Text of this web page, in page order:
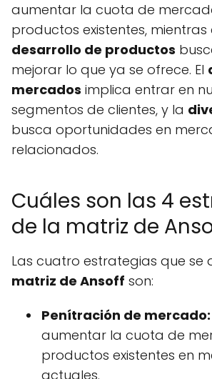
aumentar la cuota de
productos existentes, mientras
desarrollo de productos
mejorar lo que ya se ofrece. El
mercados implica entrar en
segmentos de clientes, y la
busca oportunidades en
relacionados.
Cuáles son las 4
de la matriz de
Las cuatro estrategias que se
matriz de Ansoff son:
Penítración de mercado:
aumentar la cuota de
productos existentes en
actuales.